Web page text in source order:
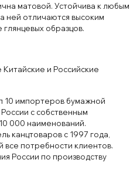
матовой. Устойчива к любым
ней отличаются высоким
образцов.
и Российские
10 импортеров бумажной
с собственным
000 наименований.
канцтоваров с 1997 года,
все потребности клиентов.
России по производству